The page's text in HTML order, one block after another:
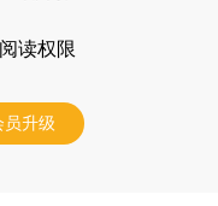
读权限
员升级